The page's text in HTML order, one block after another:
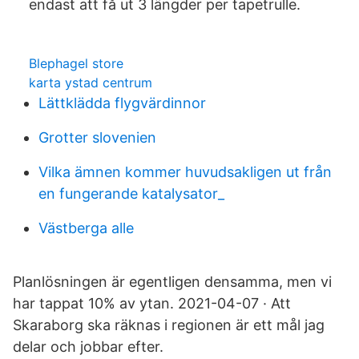
endast att få ut 3 längder per tapetrulle.
Blephagel store
karta ystad centrum
Lättklädda flygvärdinnor
Grotter slovenien
Vilka ämnen kommer huvudsakligen ut från
en fungerande katalysator_
Västberga alle
Planlösningen är egentligen densamma, men vi
har tappat 10% av ytan. 2021-04-07 · Att
Skaraborg ska räknas i regionen är ett mål jag
delar och jobbar efter.